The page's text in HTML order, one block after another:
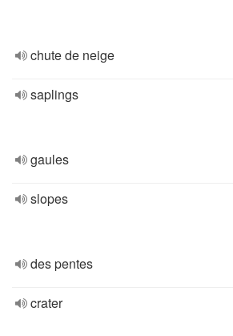
chute de neige
saplings
gaules
slopes
des pentes
crater